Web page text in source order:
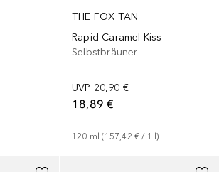
THE FOX TAN
Rapid Caramel Kiss
Selbstbräuner
UVP 20,90 €
18,89 €
120 ml (157,42 € / 1 l)